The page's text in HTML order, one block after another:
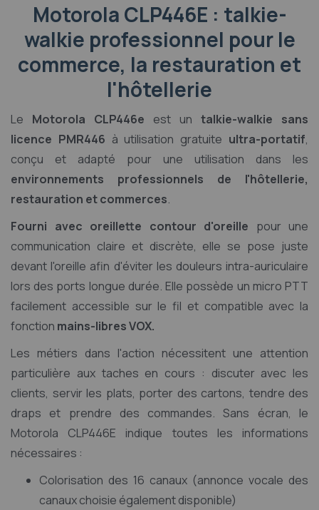
Motorola CLP446E : talkie-
walkie professionnel pour le
commerce, la restauration et
l'hôtellerie
Le Motorola CLP446e est un talkie-walkie sans
licence PMR446 à utilisation gratuite ultra-portatif,
conçu et adapté pour une utilisation dans les
environnements professionnels de l'hôtellerie,
restauration et commerces.
Fourni avec oreillette contour d'oreille pour une
communication claire et discrète, elle se pose juste
devant l'oreille afin d'éviter les douleurs intra-auriculaire
lors des ports longue durée. Elle possède un micro PTT
facilement accessible sur le fil et compatible avec la
fonction mains-libres VOX.
Les métiers dans l'action nécessitent une attention
particulière aux taches en cours : discuter avec les
clients, servir les plats, porter des cartons, tendre des
draps et prendre des commandes. Sans écran, le
Motorola CLP446E indique toutes les informations
nécessaires :
Colorisation des 16 canaux (annonce vocale des
canaux choisie également disponible)